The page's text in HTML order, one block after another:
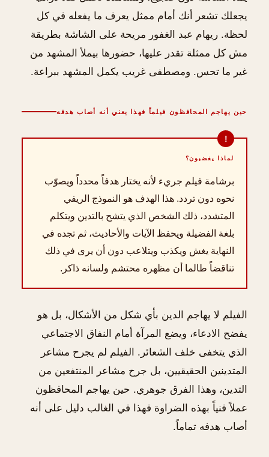
يجعلك تشعر أنك أمام ممثل يعرف ما يفعله في كل
لحظة. ريهام عبد الغفور مريحة على الشاشة بطريقة
مش كل ممثلة تقدر عليها، حضورها بيملأ المشهد من
غير ما تحس. ومصطفى غريب يكمل المشهد ببراعة.
حين يهاجم المحافظون فيلماً فهذا يعني أنه أصاب هدفه
لماذا يغضبون؟
برشامة فيلم جريء لأنه يختار هدفاً محدداً ويصوّب
نحوه دون تردد. هذا الهدف هو النموذج الريفي
المتشدد، ذلك الشخص الذي يتشح بالتدين ويتكلم
بلغة الفضيلة ويحفظ الآيات والأحاديث، ثم تجده في
النهاية يغش ويكذب ويتلاعب دون أن يرى في ذلك
تناقضاً طالما أن مظهره محتشم ولسانه ذاكر.
الفيلم لا يهاجم الدين بأي شكل من الأشكال، بل هو
يفضح الادعاء، ويضع المرآة أمام النفاق الاجتماعي
الذي يتخفى خلف الشعائر. الفيلم لم يجرح مشاعر
المتدينين الحقيقيين، بل جرح مشاعر المنتفعين من
التدين، وهذا الفرق جوهري. حين يهاجم المحافظون
عملاً فنياً بهذه الضراوة فهذا في الغالب دليل على أنه
أصاب هدفه تماماً.